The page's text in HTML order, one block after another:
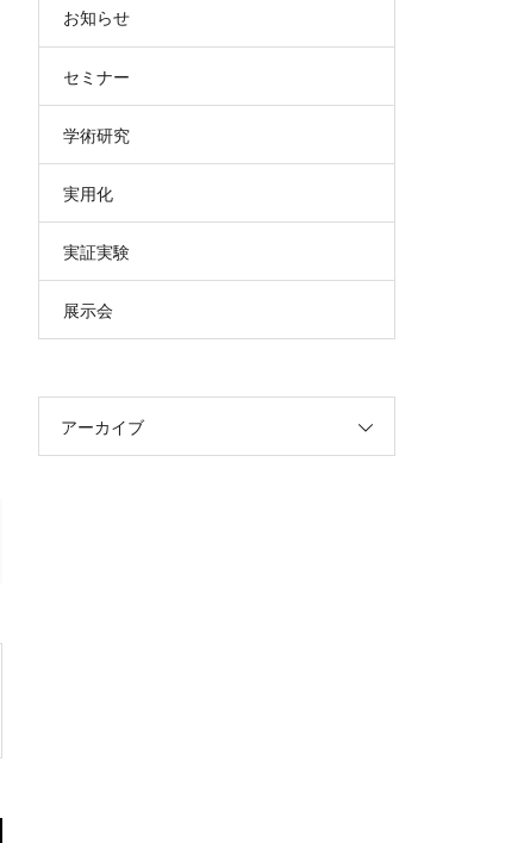
お知らせ
セミナー
学術研究
実用化
実証実験
展示会
アーカイブ